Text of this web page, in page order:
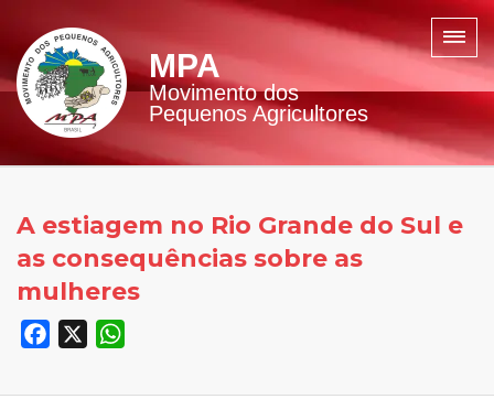
MPA
Movimento dos
Pequenos Agricultores
A estiagem no Rio Grande do Sul e
as consequências sobre as
mulheres
Facebook